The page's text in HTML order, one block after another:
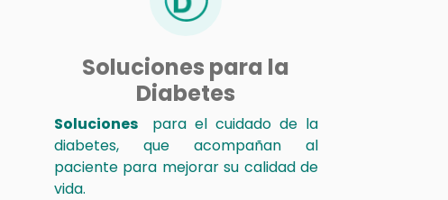
Soluciones para la
Diabetes
Soluciones
para el cuidado de la
diabetes, que acompañan al
paciente para mejorar su calidad de
vida.